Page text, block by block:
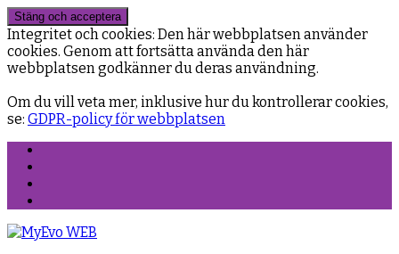
Integritet och cookies: Den här webbplatsen använder
cookies. Genom att fortsätta använda den här
webbplatsen godkänner du deras användning.
Om du vill veta mer, inklusive hur du kontrollerar cookies,
se: GDPR-policy för webbplatsen